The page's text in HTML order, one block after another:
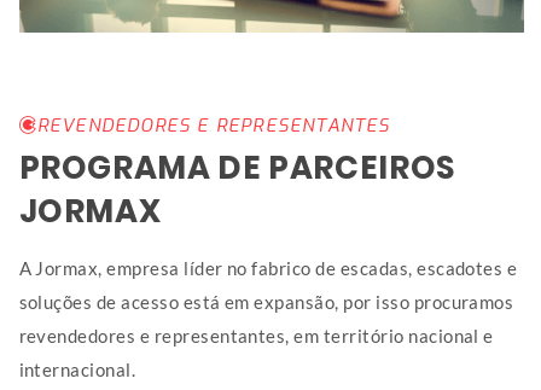
REVENDEDORES E REPRESENTANTES
PROGRAMA DE PARCEIROS
JORMAX
A Jormax, empresa líder no fabrico de escadas, escadotes e
soluções de acesso está em expansão, por isso procuramos
revendedores e representantes, em território nacional e
internacional.